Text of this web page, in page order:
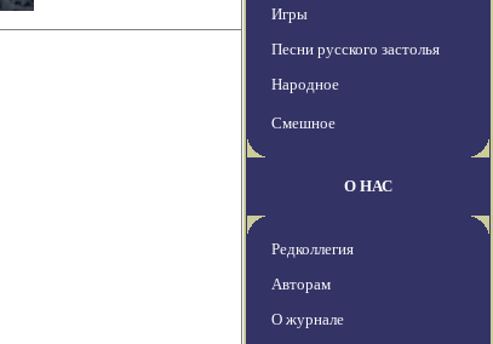
Игры
Песни русского застолья
Народное
Смешное
О НАС
Редколлегия
Авторам
О журнале